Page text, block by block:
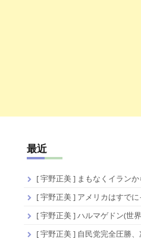
最近
[ 宇野正美 ] まもなくイラン
[ 宇野正美 ] アメリカはすで
[ 宇野正美 ] ハルマゲドン(世
[ 宇野正美 ] 自民党完全圧勝